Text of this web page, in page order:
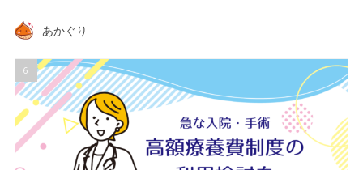
あかぐり